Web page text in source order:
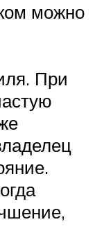
можно
При